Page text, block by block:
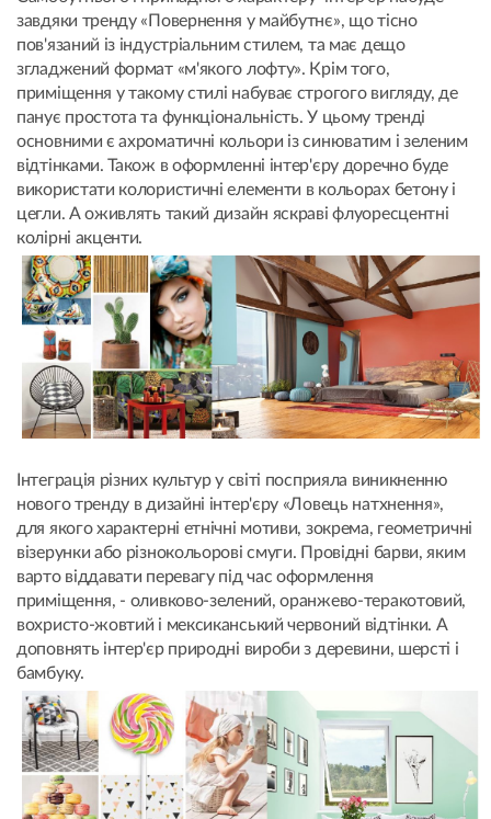
завдяки тренду «Повернення у майбутнє», що тісно
пов'язаний із індустріальним стилем, та має дещо
згладжений формат «м'якого лофту». Крім того,
приміщення у такому стилі набуває строгого вигляду, де
панує простота та функціональність. У цьому тренді
основними є ахроматичні кольори із синюватим і зеленим
відтінками. Також в оформленні інтер'єру доречно буде
використати колористичні елементи в кольорах бетону і
цегли. А оживлять такий дизайн яскраві флуоресцентні
колірні акценти.
Інтеграція різних культур у світі посприяла виникненню
нового тренду в дизайні інтер'єру «Ловець натхнення»,
для якого характерні етнічні мотиви, зокрема, геометричні
візерунки або різнокольорові смуги. Провідні барви, яким
варто віддавати перевагу під час оформлення
приміщення, - оливково-зелений, оранжево-теракотовий,
вохристо-жовтий і мексиканський червоний відтінки. А
доповнять інтер'єр природні вироби з деревини, шерсті і
бамбуку.